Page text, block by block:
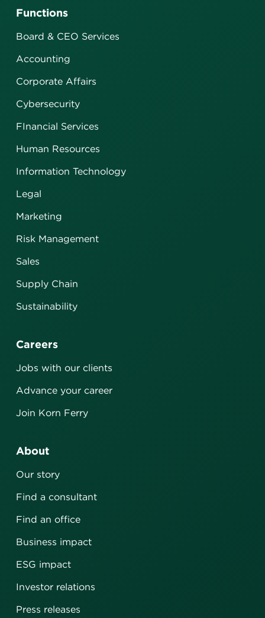
Functions
Board & CEO Services
Accounting
Corporate Affairs
Cybersecurity
FInancial Services
Human Resources
Information Technology
Legal
Marketing
Risk Management
Sales
Supply Chain
Sustainability
Careers
Jobs with our clients
Advance your career
Join Korn Ferry
About
Our story
Find a consultant
Find an office
Business impact
ESG impact
Investor relations
Press releases